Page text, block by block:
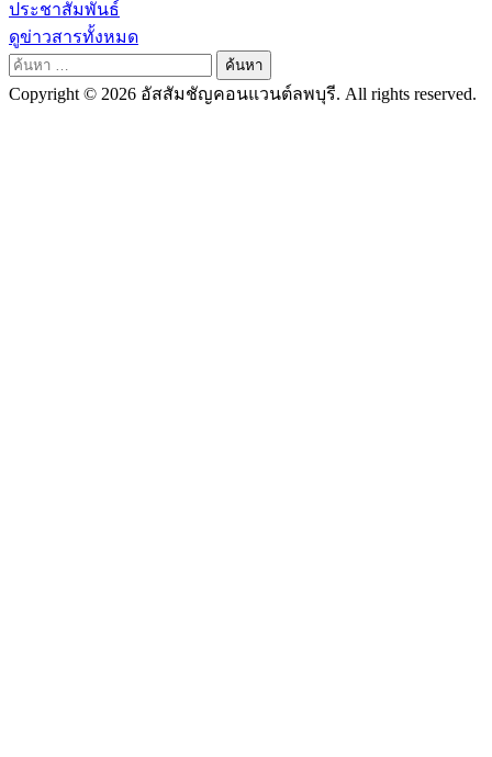
ประชาสัมพันธ์
ดูข่าวสารทั้งหมด
ค้นหา
สำหรับ:
Copyright © 2026 อัสสัมชัญคอนแวนต์ลพบุรี. All rights reserved.